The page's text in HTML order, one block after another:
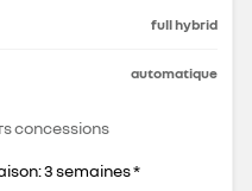
full hybrid
automatique
concessions
3 semaines *